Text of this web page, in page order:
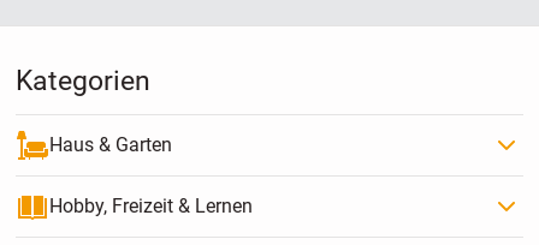
Kategorien
Haus & Garten
Hobby, Freizeit & Lernen